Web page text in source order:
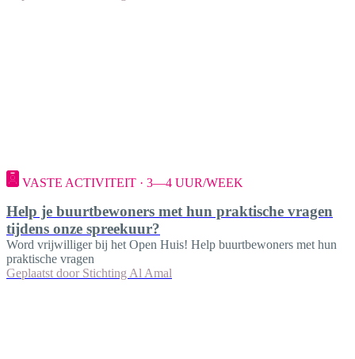
VASTE ACTIVITEIT · 3—4 UUR/WEEK
Help je buurtbewoners met hun praktische vragen
tijdens onze spreekuur?
Word vrijwilliger bij het Open Huis! Help buurtbewoners met hun
praktische vragen
Geplaatst door Stichting Al Amal